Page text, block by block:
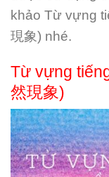
khảo Từ vựng
現象) nhé.
Từ vựng
然現象)